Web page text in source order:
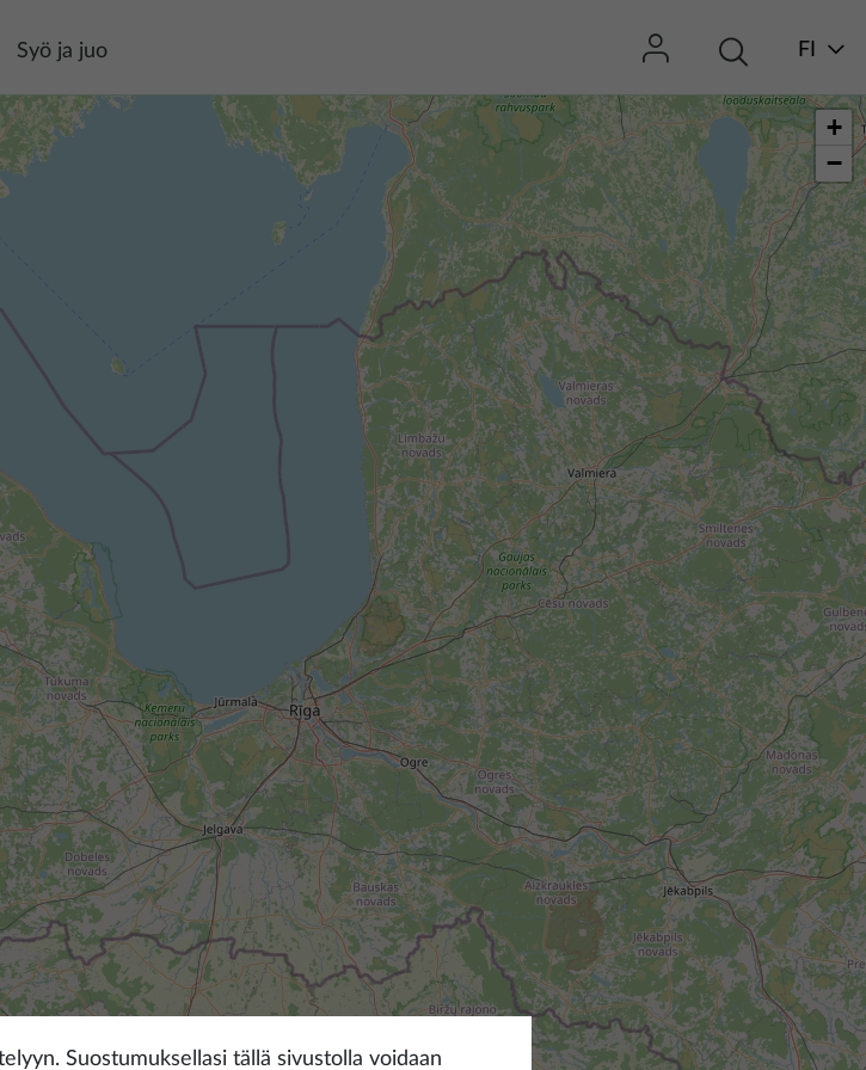
Syö ja juo FI
+
−
Suostumuksellasi tällä sivustolla voidaan